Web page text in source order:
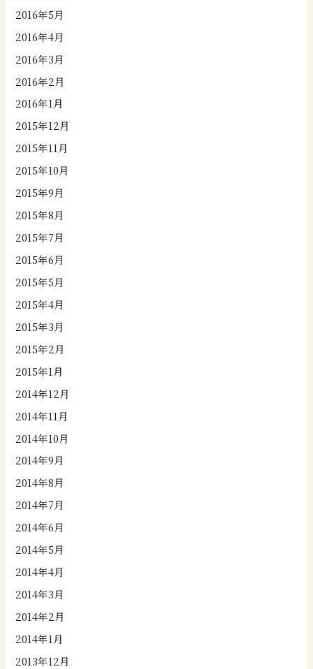
2016年5月
2016年4月
2016年3月
2016年2月
2016年1月
2015年12月
2015年11月
2015年10月
2015年9月
2015年8月
2015年7月
2015年6月
2015年5月
2015年4月
2015年3月
2015年2月
2015年1月
2014年12月
2014年11月
2014年10月
2014年9月
2014年8月
2014年7月
2014年6月
2014年5月
2014年4月
2014年3月
2014年2月
2014年1月
2013年12月